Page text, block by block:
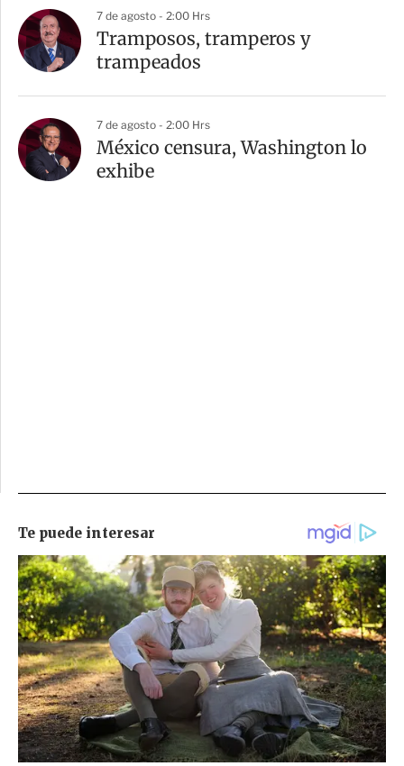
7 de agosto - 2:00 Hrs
Tramposos, tramperos y
trampeados
7 de agosto - 2:00 Hrs
México censura, Washington lo
exhibe